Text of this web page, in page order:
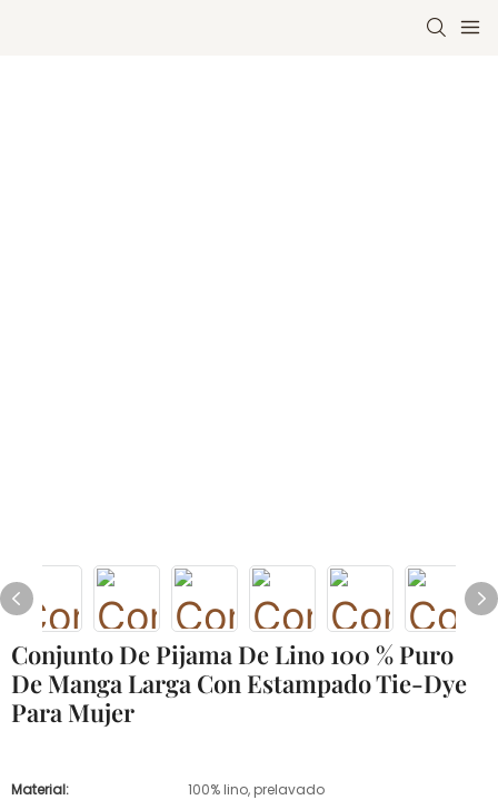
Conjunto De Pijama De Lino 100 % Puro
De Manga Larga Con Estampado Tie-Dye
Para Mujer
Material:
100% lino, prelavado